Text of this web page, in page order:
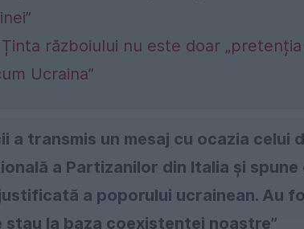
războiului nu este doar
Ucraina”
a transmis un mesaj cu ocazia celui
a Partizanilor din Italia şi spune
a poporului ucrainean. Au
la baza coexistenței noastre”